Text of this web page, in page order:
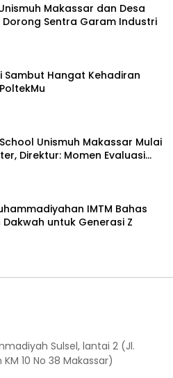
Makassar dan Desa
Dorong Sentra Garam Industri
Sambut Hangat Kehadiran
Unismuh Makassar Mulai
Direktur: Momen Evaluasi
IMTM Bahas
untuk Generasi Z
Sulsel, lantai 2 (Jl.
10 No 38 Makassar)